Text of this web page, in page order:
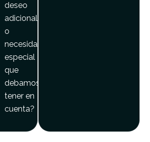
deseo
adicional
o
necesidad
especial
que
debamos
tener en
cuenta?